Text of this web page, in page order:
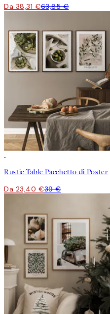
Da 38,31 €63,85 €
Rustic Table Pacchetto di Poster
Da 23,40 €39 €